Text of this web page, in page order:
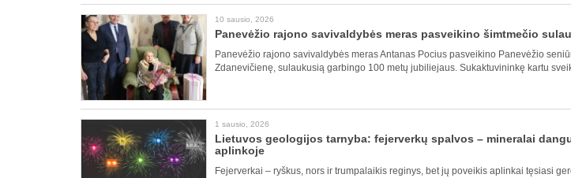
10 sausio, 2026
Panevėžio rajono savivaldybės meras pasveikino šimtmečio
Panevėžio rajono savivaldybės meras Antanas Pocius pasveikino Panevėžio
Zdanevičienę, sulaukusią garbingo 100 metų jubiliejaus. Sukaktuvininkę kartu
1 sausio, 2026
Lietuvos geologijos tarnyba: fejerverkų spalvos – mineralai
aplinkoje
Fejerverkai – ryškus, nors ir trumpalaikis reginys, bet jų poveikis aplinkai tęsiasi